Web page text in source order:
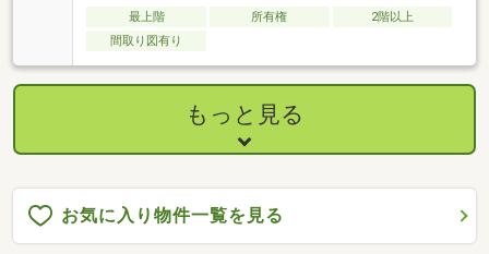
最上階 所有権
2階以上
間取り図有り
もっと見る
お気に入り物件一覧を見る